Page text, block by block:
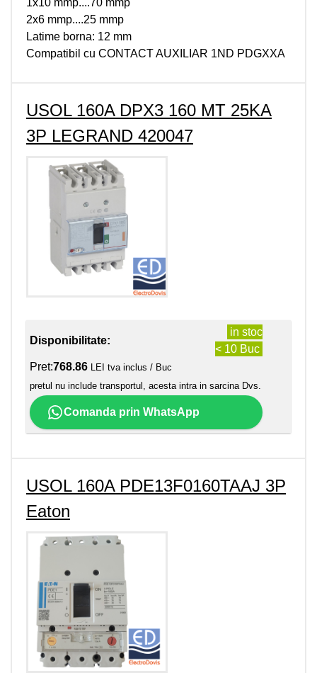
1x10 mmp....70 mmp
2x6 mmp....25 mmp
Latime borna: 12 mm
Compatibil cu CONTACT AUXILIAR 1ND PDGXXA
USOL 160A DPX3 160 MT 25KA
3P LEGRAND 420047
Disponibilitate:
in stoc
< 10 Buc
Pret:768.86 LEI tva inclus / Buc
pretul nu include transportul, acesta intra in sarcina Dvs.
Comanda prin WhatsApp
USOL 160A PDE13F0160TAAJ 3P
Eaton